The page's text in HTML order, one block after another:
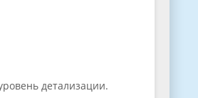
детализации.